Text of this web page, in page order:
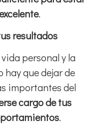
.
resultados
personal y la
hay que dejar de
importantes del
cargo de tus
.